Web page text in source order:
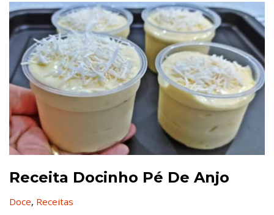
Receita Docinho Pé De Anjo
Doce, Receitas